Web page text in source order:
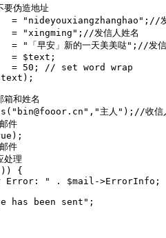
伪造地址
=
"nideyouxiangzhanghao" ; //
=
"xingming" ; //发信人姓名
=
"「早安」新的一天美美哒" ; //发
=
50 ; // set word wrap
和姓名
"bin@fooor.cn" , "主人" ); //收信
件
件
处理
Error: "
has been sent"